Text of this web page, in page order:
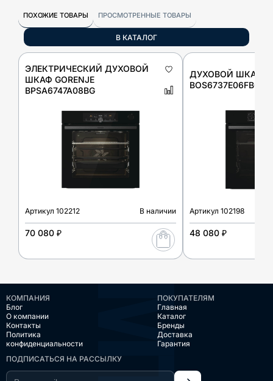
ПОХОЖИЕ ТОВАРЫ ПРОСМОТРЕННЫЕ ТОВАРЫ
В КАТАЛОГ
ЭЛЕКТРИЧЕСКИЙ ДУХОВОЙ
ШКАФ GORENJE
BPSA6747A08BG
Артикул 102212 В наличии
70 080 ₽
ДУХОВОЙ ШКАФ
BOS6737E06FBG
Артикул 102198
48 080 ₽
КОМПАНИЯ
Блог
О компании
Контакты
Политика
конфиденциальности
ПОКУПАТЕЛЯМ
Главная
Каталог
Бренды
Доставка
Гарантия
ПОДПИСАТЬСЯ НА РАССЫЛКУ